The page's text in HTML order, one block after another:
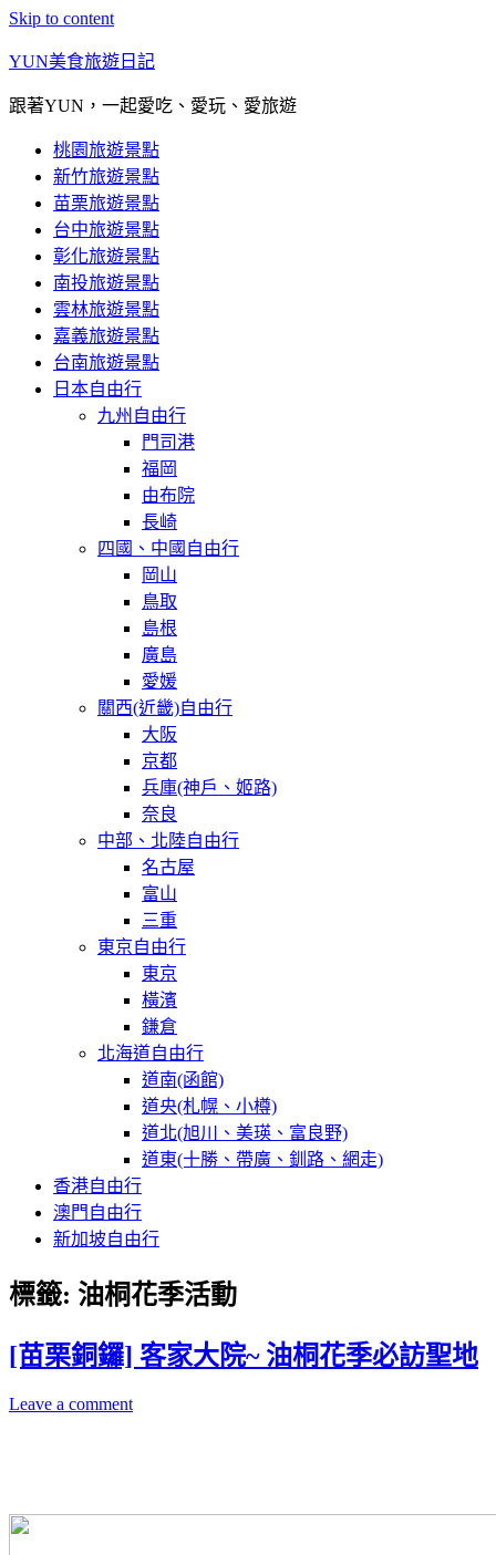
Skip to content
YUN美食旅遊日記
跟著YUN，一起愛吃、愛玩、愛旅遊
桃園旅遊景點
新竹旅遊景點
苗栗旅遊景點
台中旅遊景點
彰化旅遊景點
南投旅遊景點
雲林旅遊景點
嘉義旅遊景點
台南旅遊景點
日本自由行
九州自由行
門司港
福岡
由布院
長崎
四國、中國自由行
岡山
鳥取
島根
廣島
愛媛
關西(近畿)自由行
大阪
京都
兵庫(神戶、姬路)
奈良
中部、北陸自由行
名古屋
富山
三重
東京自由行
東京
橫濱
鎌倉
北海道自由行
道南(函館)
道央(札幌、小樽)
道北(旭川、美瑛、富良野)
道東(十勝、帶廣、釧路、網走)
香港自由行
澳門自由行
新加坡自由行
標籤: 油桐花季活動
[苗栗銅鑼] 客家大院~ 油桐花季必訪聖地
Leave a comment